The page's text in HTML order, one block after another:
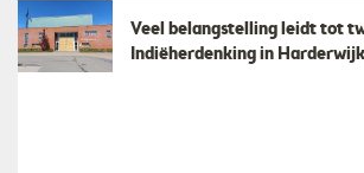
Veel belangstelling leidt tot
Indiëherdenking in Harderwijk